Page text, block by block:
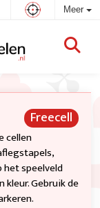
Meer
Freecell
cellen
het speelveld
Gebruik de